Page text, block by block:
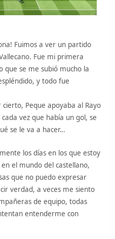
Fuimos a ver un partido
Fue mi primera
que se me subió mucho la
y todo fue
cierto, Peque apoyaba al Rayo
vez que había un gol, se
se le va a hacer…
los días en los que estoy
el mundo del castellano,
que no puedo expresar
verdad, a veces me siento
de equipo, todas
entenderme con